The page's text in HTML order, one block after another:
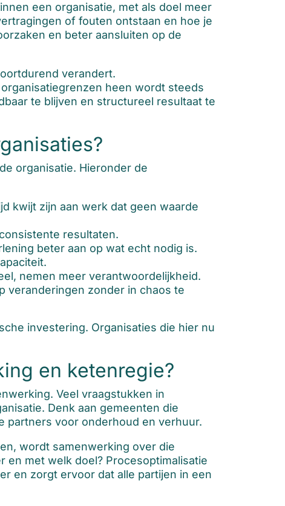
een organisatie, met als doel meer
of fouten ontstaan en hoe je
en beter aansluiten op de
verandert.
heen wordt steeds
te blijven en structureel resultaat te
organisatie. Hieronder de
kwijt zijn aan werk dat geen waarde
resultaten.
beter aan op wat echt nodig is.
nemen meer verantwoordelijkheid.
veranderingen zonder in chaos te
investering. Organisaties die hier nu
en ketenregie?
Veel vraagstukken in
Denk aan gemeenten die
partners voor onderhoud en verhuur.
wordt samenwerking over die
met welk doel? Procesoptimalisatie
en zorgt ervoor dat alle partijen in een